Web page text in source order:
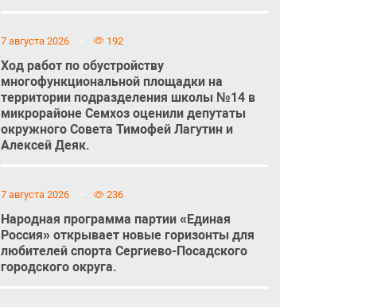
7 августа 2026 192
Ход работ по обустройству
многофункциональной площадки на
территории подразделения школы №14 в
микрорайоне Семхоз оценили депутаты
окружного Совета Тимофей Лагутин и
Алексей Деяк.
7 августа 2026 236
Народная программа партии «Единая
Россия» открывает новые горизонты для
любителей спорта Сергиево-Посадского
городского округа.